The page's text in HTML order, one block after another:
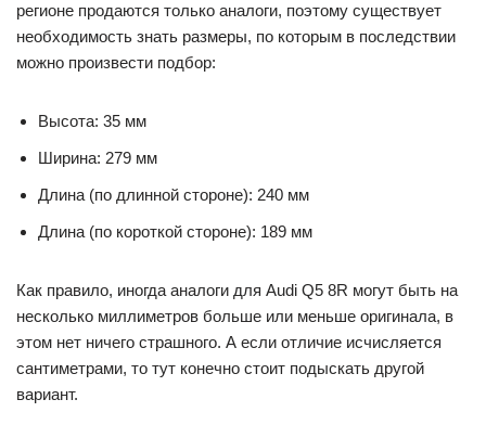
регионе продаются только аналоги, поэтому существует
необходимость знать размеры, по которым в последствии
можно произвести подбор:
Высота: 35 мм
Ширина: 279 мм
Длина (по длинной стороне): 240 мм
Длина (по короткой стороне): 189 мм
Как правило, иногда аналоги для Audi Q5 8R могут быть на
несколько миллиметров больше или меньше оригинала, в
этом нет ничего страшного. А если отличие исчисляется
сантиметрами, то тут конечно стоит подыскать другой
вариант.